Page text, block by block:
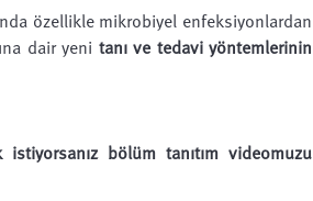
özellikle mikrobiyel enfeksiyonlardan
dair yeni tanı ve tedavi yöntemlerinin
bölüm tanıtım videomuzu